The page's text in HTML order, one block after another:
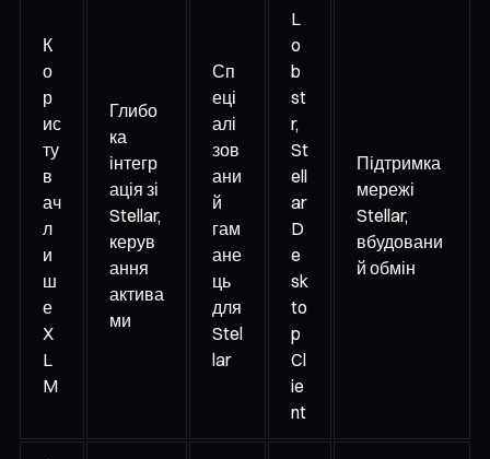
К
о
р
ис
ту
в
ач
л
и
ш
е
X
L
M
Глибо
ка
інтегр
ація зі
Stellar,
керув
ання
актива
ми
Сп
еці
алі
зов
ани
й
гам
ане
ць
для
Stel
lar
L
o
b
st
r,
St
ell
ar
D
e
sk
to
p
Cl
ie
nt
Підтримка
мережі
Stellar,
вбудовани
й обмін